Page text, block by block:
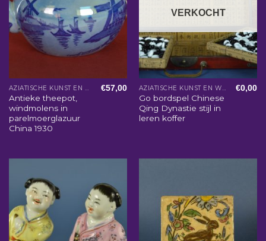
Antieke theepot,
windmolens in
parelmoerglazuur
China 1930
€57,00
VERKOCHT
Go bordspel Chinese
Qing Dynastie stijl in
leren koffer
€0,00